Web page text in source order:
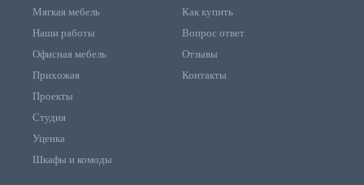
Мягкая мебель
Наши работы
Офисная мебель
Прихожая
Проекты
Студия
Уценка
Шкафы и комоды
Как купить
Вопрос ответ
Отзывы
Контакты